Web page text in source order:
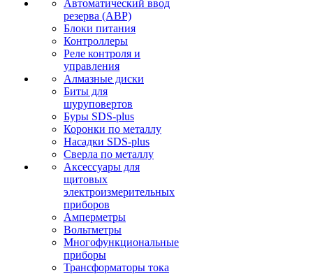
Автоматический ввод
резерва (АВР)
Блоки питания
Контроллеры
Реле контроля и
управления
Алмазные диски
Биты для
шуруповертов
Буры SDS-plus
Коронки по металлу
Насадки SDS-plus
Сверла по металлу
Аксессуары для
щитовых
электроизмерительных
приборов
Амперметры
Вольтметры
Многофункциональные
приборы
Трансформаторы тока